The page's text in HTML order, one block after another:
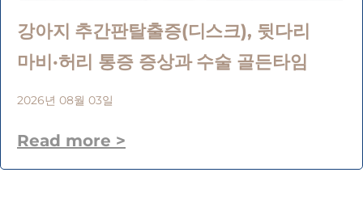
강아지 추간판탈출증(디스크), 뒷다리
마비·허리 통증 증상과 수술 골든타임
2026년 08월 03일
Read more >